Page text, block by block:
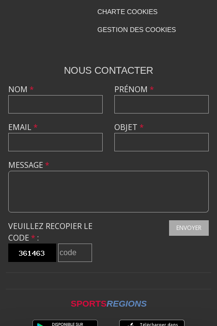
CHARTE COOKIES
GESTION DES COOKIES
NOUS CONTACTER
NOM *
EMAIL*
PRÉNOM *
OBJET *
MESSAGE *
VEUILLEZ RECOPIER LE
CODE * :
ENVOYER
SPORTSREGIONS